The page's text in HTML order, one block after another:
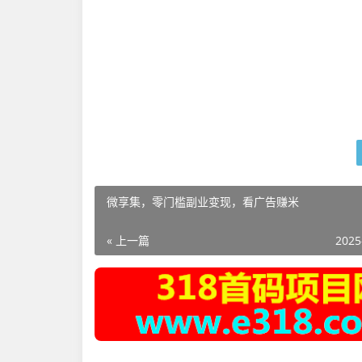
微享集，零门槛副业变现，看广告赚米
« 上一篇